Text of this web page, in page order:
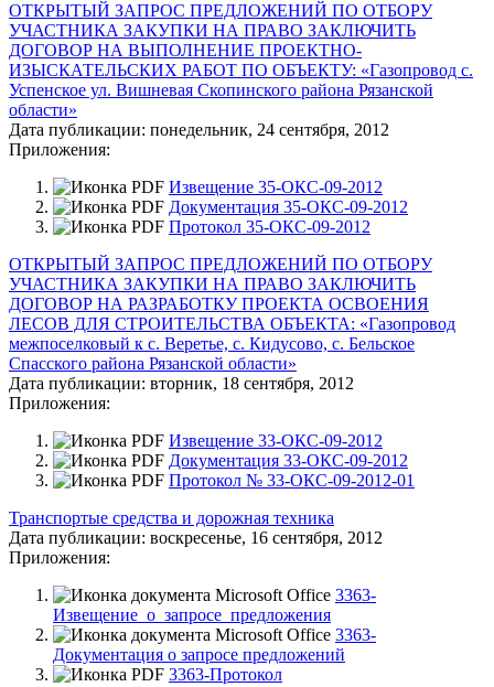
ОТКРЫТЫЙ ЗАПРОС ПРЕДЛОЖЕНИЙ ПО ОТБОРУ
УЧАСТНИКА ЗАКУПКИ НА ПРАВО ЗАКЛЮЧИТЬ
ДОГОВОР НА ВЫПОЛНЕНИЕ ПРОЕКТНО-
ИЗЫСКАТЕЛЬСКИХ РАБОТ ПО ОБЪЕКТУ: «Газопровод с.
Успенское ул. Вишневая Скопинского района Рязанской
области»
Дата публикации: понедельник, 24 сентября, 2012
Приложения:
Извещение 35-ОКС-09-2012
Документация 35-ОКС-09-2012
Протокол 35-ОКС-09-2012
ОТКРЫТЫЙ ЗАПРОС ПРЕДЛОЖЕНИЙ ПО ОТБОРУ
УЧАСТНИКА ЗАКУПКИ НА ПРАВО ЗАКЛЮЧИТЬ
ДОГОВОР НА РАЗРАБОТКУ ПРОЕКТА ОСВОЕНИЯ
ЛЕСОВ ДЛЯ СТРОИТЕЛЬСТВА ОБЪЕКТА: «Газопровод
межпоселковый к с. Веретье, с. Кидусово, с. Бельское
Спасского района Рязанской области»
Дата публикации: вторник, 18 сентября, 2012
Приложения:
Извещение 33-ОКС-09-2012
Документация 33-ОКС-09-2012
Протокол № 33-ОКС-09-2012-01
Транспортые средства и дорожная техника
Дата публикации: воскресенье, 16 сентября, 2012
Приложения:
3363-
Извещение_о_запросе_предложения
3363-
Документация о запросе предложений
3363-Протокол